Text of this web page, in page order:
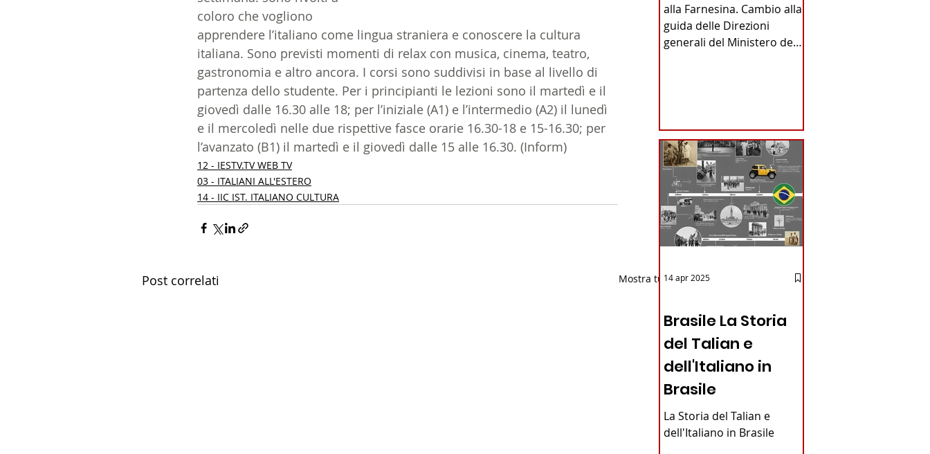
14 - IIC IST. ITALIANO CULTURA
17 - ASSOCIAZIONI 18 - MAPPE ITALIANI ALL'ESTERO 19 - EUROPA
20 - AMERICA 21 - AMERICA-CENTRO 22 - AMERICA DEL SUD 23 - AFRICA
24 - ASIA 25 - OCEANIA
coloro che vogliono
apprendere l’italiano come lingua straniera e conoscere la cultura
italiana. Sono previsti momenti di relax con musica, cinema, teatro,
gastronomia e altro ancora. I corsi sono suddivisi in base al livello di
partenza dello studente. Per i principianti le lezioni sono il martedì e il
giovedì dalle 16.30 alle 18; per l’iniziale (A1) e l’intermedio (A2) il lunedì
e il mercoledì nelle due rispettive fasce orarie 16.30-18 e 15-16.30; per
l’avanzato (B1) il martedì e il giovedì dalle 15 alle 16.30. (Inform)
12 - IESTV.TV WEB TV
03 - ITALIANI ALL'ESTERO
14 - IIC IST. ITALIANO CULTURA
Post correlati Mostra tutti
alla Farnesina. Cambio alla
guida delle Direzioni
generali del Ministero degli
proposte dal ministro
Antonio Tajani . NUOVA
DIREZIONE GENERALE
DELLA FARNESINA
Brasile La Storia
del Talian e
dell'Italiano in
Brasile
La Storia del Talian e
dell'Italiano in Brasile
14 apr 2025